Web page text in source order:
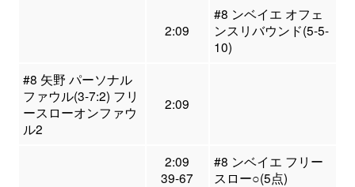
2:09
#8 ンベイエ オフェ
ンスリバウンド(5-5-
10)
#8 矢野 パーソナル
ファウル(3-7:2) フリ
ースローオンファウ
ル2
2:09
2:09
39-67
#8 ンベイエ フリー
スロー○(5点)